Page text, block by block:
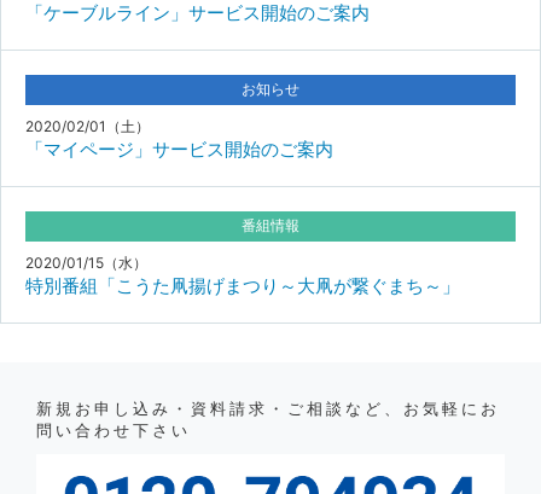
「ケーブルライン」サービス開始のご案内
お知らせ
2020/02/01（土）
「マイページ」サービス開始のご案内
番組情報
2020/01/15（水）
特別番組「こうた凧揚げまつり～大凧が繋ぐまち～」
新規お申し込み・資料請求・ご相談など、お気軽にお
問い合わせ下さい